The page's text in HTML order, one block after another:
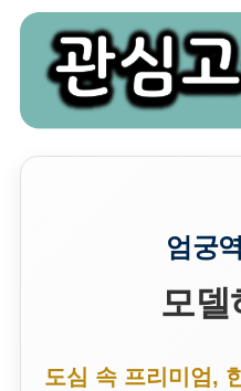
엄궁
모델
도심 속 프리미엄,